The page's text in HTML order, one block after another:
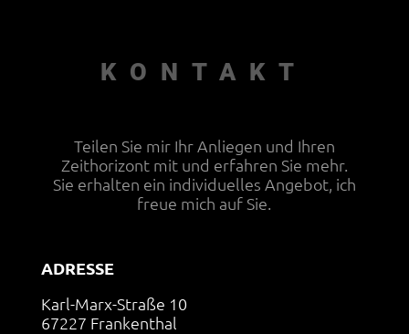
KONTAKT
Teilen Sie mir Ihr Anliegen und Ihren
Zeithorizont mit und erfahren Sie mehr.
Sie erhalten ein individuelles Angebot, ich
freue mich auf Sie.
ADRESSE
Karl-Marx-Straße 10
67227 Frankenthal